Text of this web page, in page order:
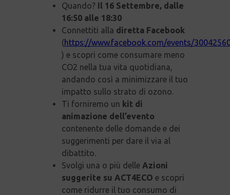
Quando? Il 16 Settembre, dalle
16:50 alle 18:30
Connettiti alla diretta Facebook
(https://www.facebook.com/events/
) e scopri come consumare meno
CO2 nella tua vita quotidiana,
andando così a minimizzare il tuo
impatto sullo strato di ozono.
Ti forniremo un kit di
animazione dell’evento
contenente delle domande e dei
suggerimenti per dare il via al
dibattito.
Svolgi una o più delle Azioni
suggerite su ACT4ECO e scopri
come ridurre il tuo consumo di